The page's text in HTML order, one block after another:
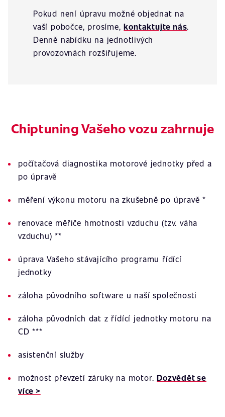
Pokud není úpravu možné objednat na
vaší pobočce, prosíme,kontaktujte nás.
Denně nabídku na jednotlivých
provozovnách rozšiřujeme.
Chiptuning Vašeho vozu zahrnuje
počítačová diagnostika motorové jednotky před a
po úpravě
měření výkonu motoru na zkušebně po úpravě *
renovace měřiče hmotnosti vzduchu (tzv. váha
vzduchu) **
úprava Vašeho stávajícího programu řídící
jednotky
záloha původního software u naší společnosti
záloha původních dat z řídící jednotky motoru na
CD ***
asistenční služby
možnost převzetí záruky na motor.Dozvědět se
více >